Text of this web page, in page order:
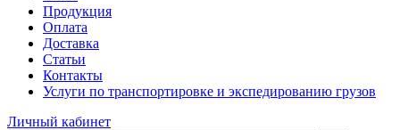
Продукция
Оплата
Доставка
Статьи
Контакты
Услуги по транспортировке и экспедированию грузов
Личный кабинет